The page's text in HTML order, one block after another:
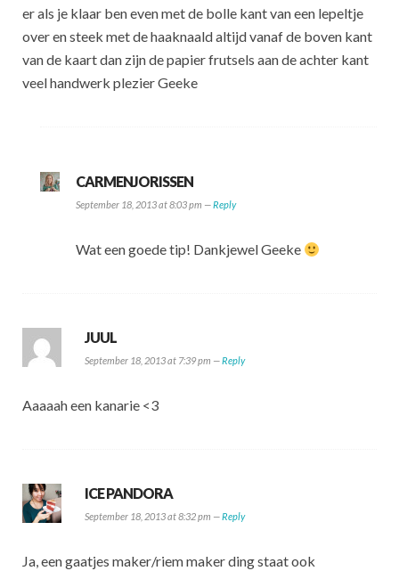
er als je klaar ben even met de bolle kant van een lepeltje
over en steek met de haaknaald altijd vanaf de boven kant
van de kaart dan zijn de papier frutsels aan de achter kant
veel handwerk plezier Geeke
CARMENJORISSEN
September 18, 2013 at 8:03 pm —Reply
Wat een goede tip! Dankjewel Geeke
JUUL
September 18, 2013 at 7:39 pm —Reply
Aaaaah een kanarie <3
ICE PANDORA
September 18, 2013 at 8:32 pm —Reply
Ja, een gaatjes maker/riem maker ding staat ook